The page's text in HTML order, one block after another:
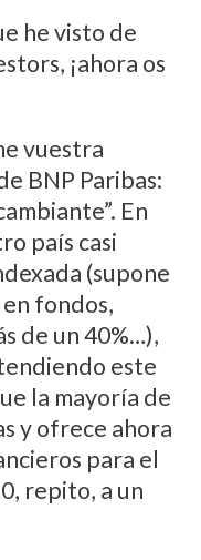
he visto de
¡ahora os
vuestra
BNP Paribas:
En
país casi
(supone
fondos,
de un 40%…),
este
la mayoría de
y ofrece ahora
para el
repito, a un